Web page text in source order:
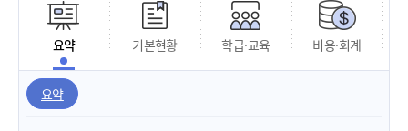
요약 기본현황 학급·교육 비용·회계
요약